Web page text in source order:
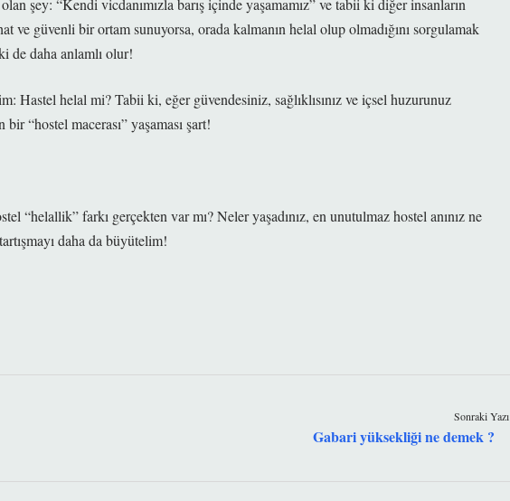
şey: “Kendi vicdanımızla barış içinde yaşamamız” ve tabii ki diğer insanların
ve güvenli bir ortam sunuyorsa, orada kalmanın helal olup olmadığını sorgulamak
de daha anlamlı olur!
Hastel helal mi? Tabii ki, eğer güvendesiniz, sağlıklısınız ve içsel huzurunuz
“hostel macerası” yaşaması şart!
“helallik” farkı gerçekten var mı? Neler yaşadınız, en unutulmaz hostel anınız ne
daha da büyütelim!
Sonraki Yazı
Gabari yüksekliği ne demek ?